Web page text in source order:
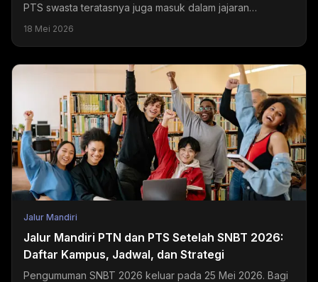
PTS swasta teratasnya juga masuk dalam jajaran
tujuan...
18 Mei 2026
Jalur Mandiri
Jalur Mandiri PTN dan PTS Setelah SNBT 2026:
Daftar Kampus, Jadwal, dan Strategi
Pengumuman SNBT 2026 keluar pada 25 Mei 2026. Bagi